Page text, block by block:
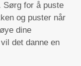
Sørg for å puste
og puster når
dine
det danne en